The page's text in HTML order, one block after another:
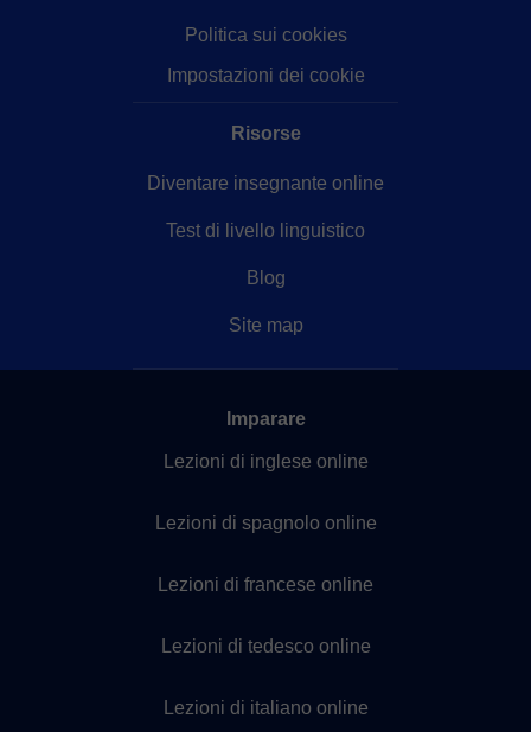
Politica sui cookies
Impostazioni dei cookie
Risorse
Diventare insegnante online
Test di livello linguistico
Blog
Site map
Imparare
Lezioni di inglese online
Lezioni di spagnolo online
Lezioni di francese online
Lezioni di tedesco online
Lezioni di italiano online